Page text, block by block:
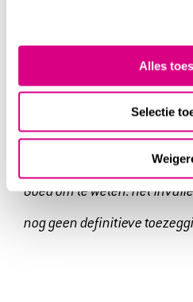
Alles
Selectie
115
twee
via
Goed om te weten: het
nog geen definitieve